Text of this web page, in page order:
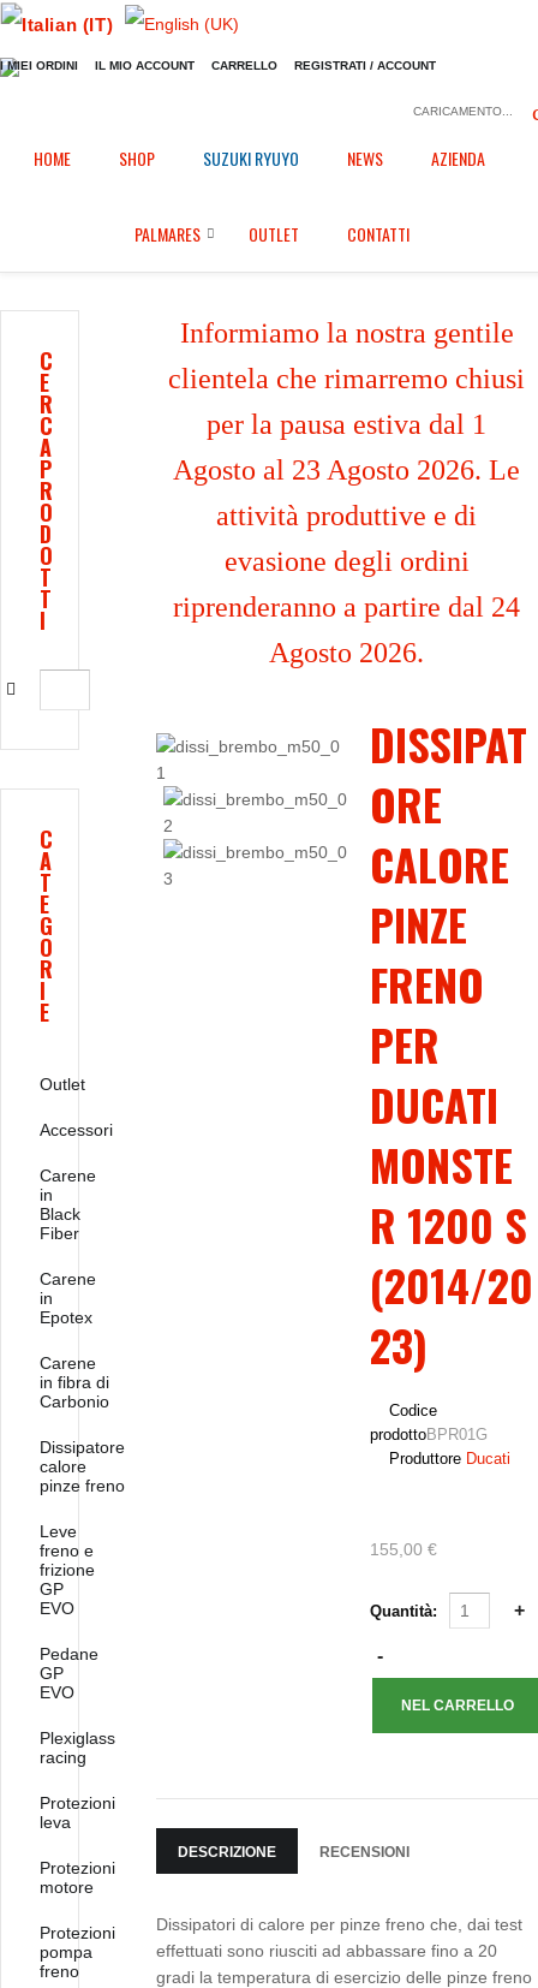
I MIEI ORDINI IL MIO ACCOUNT CARRELLO REGISTRATI / ACCOUNT
CARICAMENTO...
HOME SHOP SUZUKI RYUYO NEWS AZIENDA
PALMARES OUTLET CONTATTI
Home / Shop Dissipatore calore pinze freno /
Informiamo la nostra gentile
clientela che rimarremo chiusi
per la pausa estiva dal 1
Agosto al 23 Agosto 2026. Le
attività produttive e di
evasione degli ordini
riprenderanno a partire dal 24
Agosto 2026.
DISSIPAT
ORE
CALORE
PINZE
FRENO
PER
DUCATI
MONSTE
R 1200 S
(2014/20
23)
Codice
prodottoBPR01G
Produttore Ducati
155,00 €
Quantità:
DESCRIZIONE RECENSIONI
Dissipatori di calore per pinze freno che, dai test
effettuati sono riusciti ad abbassare fino a 20
gradi la temperatura di esercizio delle pinze freno
C
E
R
C
A
P
R
O
D
O
T
T
I
C
A
T
E
G
O
R
I
E
Outlet
Accessori
Carene
in
Black
Fiber
Carene
in
Epotex
Carene
in fibra di
Carbonio
Dissipatore
calore
pinze freno
Leve
freno e
frizione
GP
EVO
Pedane
GP
EVO
Plexiglass
racing
Protezioni
leva
Protezioni
motore
Protezioni
pompa
freno